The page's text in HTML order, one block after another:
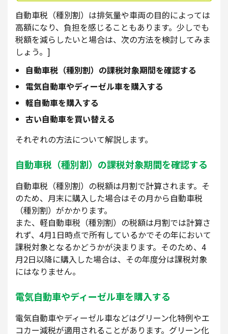
自動車税（種別割）は排気量や車両の目的によっては
高額になり、負担を感じることもあります。少しでも
税額を減らしたいと場合は、次の方法を検討してみま
しょう。]
自動車税（種別割）の課税対象期間を確認する
電気自動車やディーゼル車を購入する
軽自動車を購入する
古い自動車を買い替える
それぞれの方法について解説します。
自動車税（種別割）の課税対象期間を確認する
自動車税（種別割）の税額は月割で計算されます。そ
のため、月末に購入した場合はその月から自動車税
（種別割）がかかります。
また、軽自動車税（種別割）の税額は月割では計算さ
れず、4月1日時点で所有しているかでその年において
課税対象となるかどうかが決まります。そのため、4
月2日以降に購入した場合は、その年度分は課税対象
にはなりません。
電気自動車やディーゼル車を購入する
電気自動車やディーゼル車などはグリーン化特例やエ
コカー減税が適用されることがあります。グリーン化